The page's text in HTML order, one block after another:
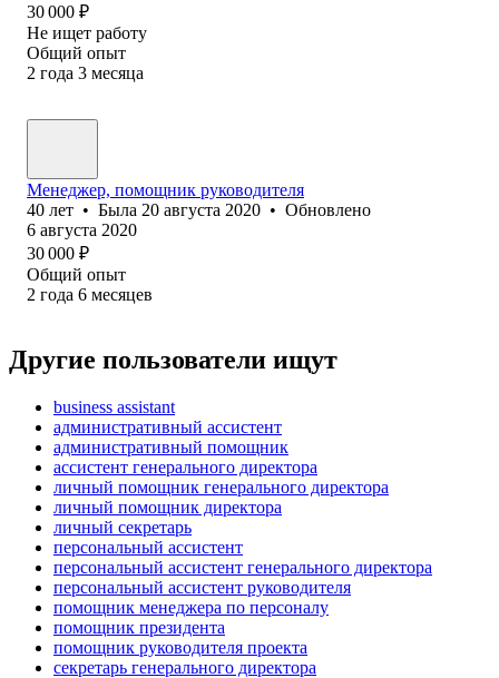
30 000 ₽
Не ищет работу
Общий опыт
2 года 3 месяца
Менеджер, помощник руководителя
40 лет • Была 20 августа 2020 • Обновлено
6 августа 2020
30 000 ₽
Общий опыт
2 года 6 месяцев
Другие пользователи ищут
business assistant
административный ассистент
административный помощник
ассистент генерального директора
личный помощник генерального директора
личный помощник директора
личный секретарь
персональный ассистент
персональный ассистент генерального директора
персональный ассистент руководителя
помощник менеджера по персоналу
помощник президента
помощник руководителя проекта
секретарь генерального директора